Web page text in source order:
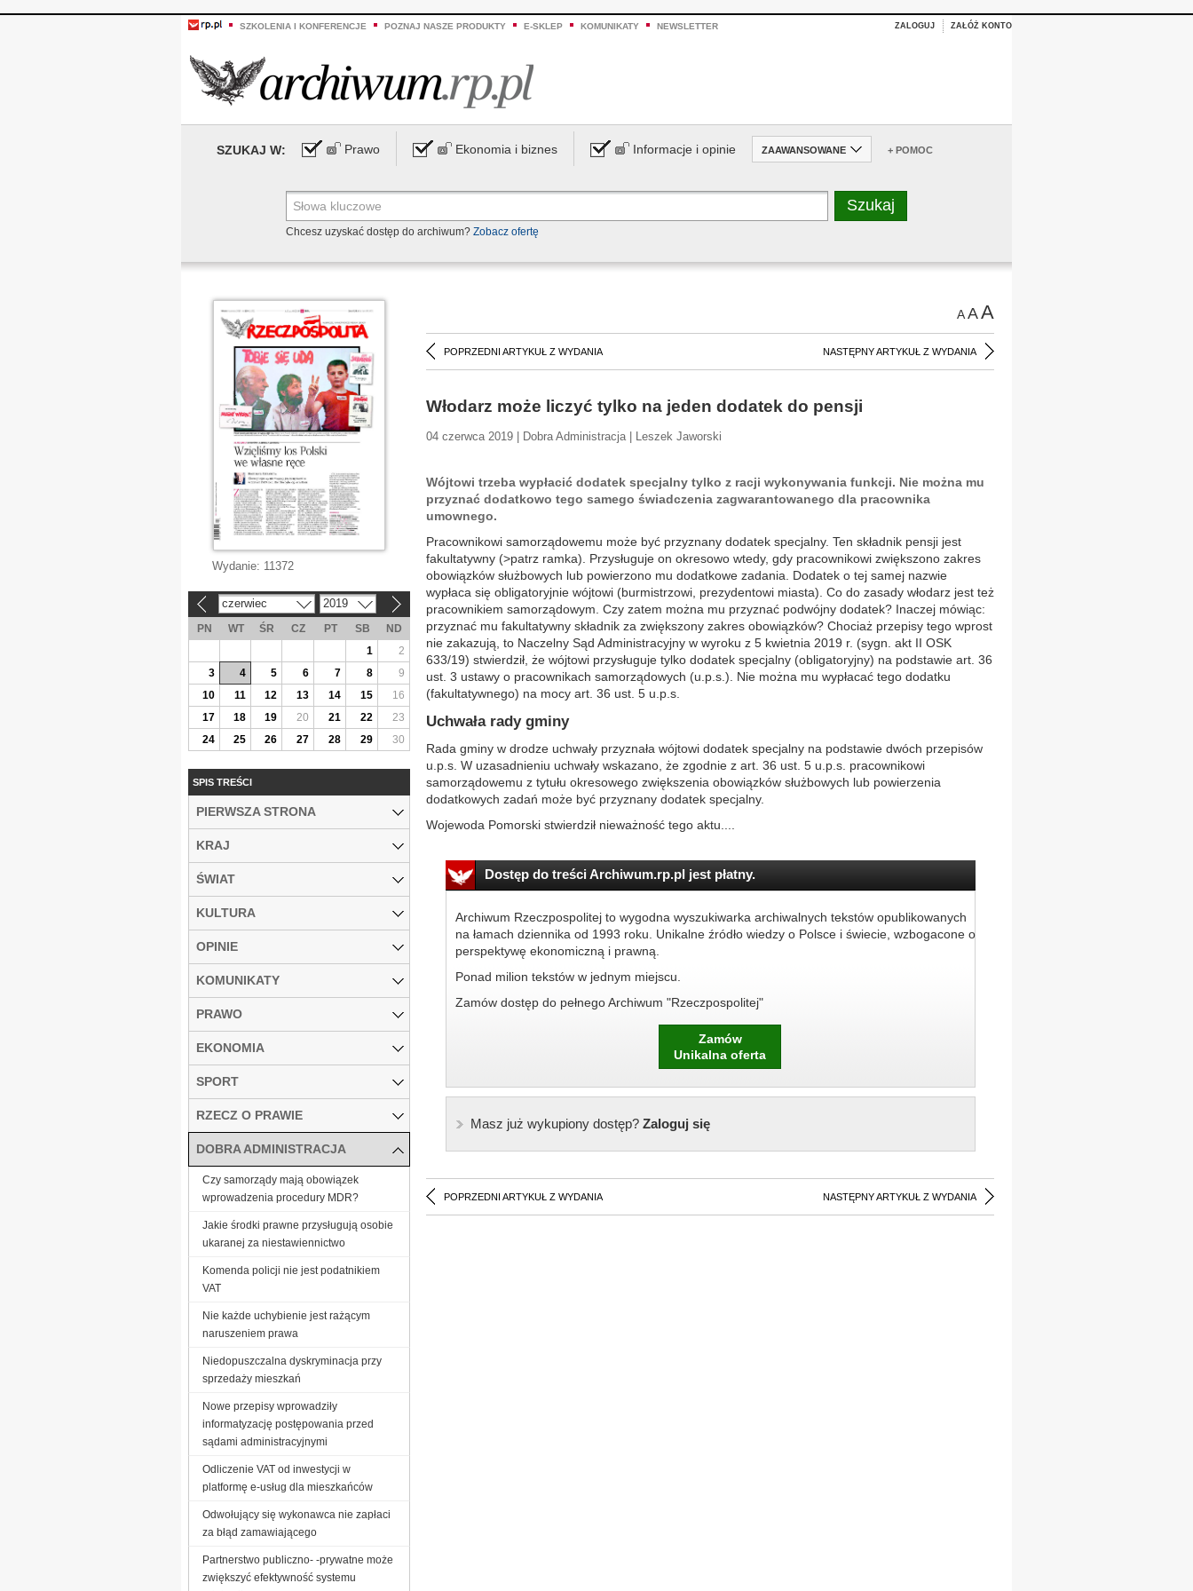
SZKOLENIA I KONFERENCJE POZNAJ NASZE PRODUKTY E-SKLEP KOMUNIKATY NEWSLETTER ZALOGUJ ZAŁÓŻ KONTO
SZUKAJ W: Prawo Ekonomia i biznes Informacje i opinie ZAAWANSOWANE + POMOC
Chcesz uzyskać dostęp do archiwum? Zobacz ofertę
AAA
POPRZEDNI ARTYKUŁ Z WYDANIA NASTĘPNY ARTYKUŁ Z WYDANIA
Włodarz może liczyć tylko na jeden dodatek do pensji
04 czerwca 2019 | Dobra Administracja | Leszek Jaworski
Wójtowi trzeba wypłacić dodatek specjalny tylko z racji wykonywania funkcji. Nie można mu
przyznać dodatkowo tego samego świadczenia zagwarantowanego dla pracownika
umownego.
Pracownikowi samorządowemu może być przyznany dodatek specjalny. Ten składnik pensji jest
fakultatywny (>patrz ramka). Przysługuje on okresowo wtedy, gdy pracownikowi zwiększono zakres
obowiązków służbowych lub powierzono mu dodatkowe zadania. Dodatek o tej samej nazwie
wypłaca się obligatoryjnie wójtowi (burmistrzowi, prezydentowi miasta). Co do zasady włodarz jest też
pracownikiem samorządowym. Czy zatem można mu przyznać podwójny dodatek? Inaczej mówiąc:
przyznać mu fakultatywny składnik za zwiększony zakres obowiązków? Chociaż przepisy tego wprost
nie zakazują, to Naczelny Sąd Administracyjny w wyroku z 5 kwietnia 2019 r. (sygn. akt II OSK
633/19) stwierdził, że wójtowi przysługuje tylko dodatek specjalny (obligatoryjny) na podstawie art. 36
ust. 3 ustawy o pracownikach samorządowych (u.p.s.). Nie można mu wypłacać tego dodatku
(fakultatywnego) na mocy art. 36 ust. 5 u.p.s.
Uchwała rady gminy
Rada gminy w drodze uchwały przyznała wójtowi dodatek specjalny na podstawie dwóch przepisów
u.p.s. W uzasadnieniu uchwały wskazano, że zgodnie z art. 36 ust. 5 u.p.s. pracownikowi
samorządowemu z tytułu okresowego zwiększenia obowiązków służbowych lub powierzenia
dodatkowych zadań może być przyznany dodatek specjalny.
Wojewoda Pomorski stwierdził nieważność tego aktu....
Dostęp do treści Archiwum.rp.pl jest płatny.
Archiwum Rzeczpospolitej to wygodna wyszukiwarka archiwalnych tekstów opublikowanych
na łamach dziennika od 1993 roku. Unikalne źródło wiedzy o Polsce i świecie, wzbogacone o
perspektywę ekonomiczną i prawną.
Ponad milion tekstów w jednym miejscu.
Zamów dostęp do pełnego Archiwum "Rzeczpospolitej"
Zamów
Unikalna oferta
Masz już wykupiony dostęp?Zaloguj się
POPRZEDNI ARTYKUŁ Z WYDANIA NASTĘPNY ARTYKUŁ Z WYDANIA
Wydanie: 11372
czerwiec 2019
PN WT ŚR CZ PT SB
ND
1
2
3
4 5 6 7 8
9
10
11 12 13 14 15
16
17
18 19 20 21 22
23
24
25 26 27 28 29 30
SPIS TREŚCI
PIERWSZA STRONA
KRAJ
ŚWIAT
KULTURA
OPINIE
KOMUNIKATY
PRAWO
EKONOMIA
SPORT
RZECZ O PRAWIE
DOBRA ADMINISTRACJA
Czy samorządy mają obowiązek
wprowadzenia procedury MDR?
Jakie środki prawne przysługują osobie
ukaranej za niestawiennictwo
Komenda policji nie jest podatnikiem
VAT
Nie każde uchybienie jest rażącym
naruszeniem prawa
Niedopuszczalna dyskryminacja przy
sprzedaży mieszkań
Nowe przepisy wprowadziły
informatyzację postępowania przed
sądami administracyjnymi
Odliczenie VAT od inwestycji w
platformę e-usług dla mieszkańców
Odwołujący się wykonawca nie zapłaci
za błąd zamawiającego
Partnerstwo publiczno- -prywatne może
zwiększyć efektywność systemu